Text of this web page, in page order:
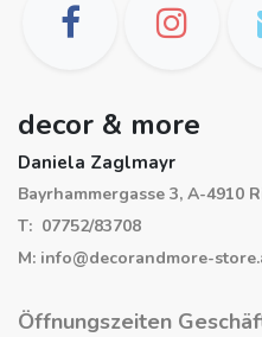
decor & more
Daniela Zaglmayr
Bayrhammergasse 3, A-4910
T: 07752/83708
M: info@decorandmore-
Öffnungszeiten